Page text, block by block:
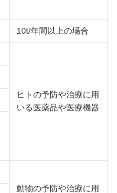
10t/年間以上の場合
ヒトの予防や治療に用
いる医薬品や医療機器
動物の予防や治療に用